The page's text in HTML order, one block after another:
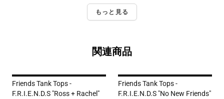
もっと見る
関連商品
Friends Tank Tops -
F.R.I.E.N.D.S "Ross + Rachel"
Friends Tank Tops -
F.R.I.E.N.D.S "No New Friends"